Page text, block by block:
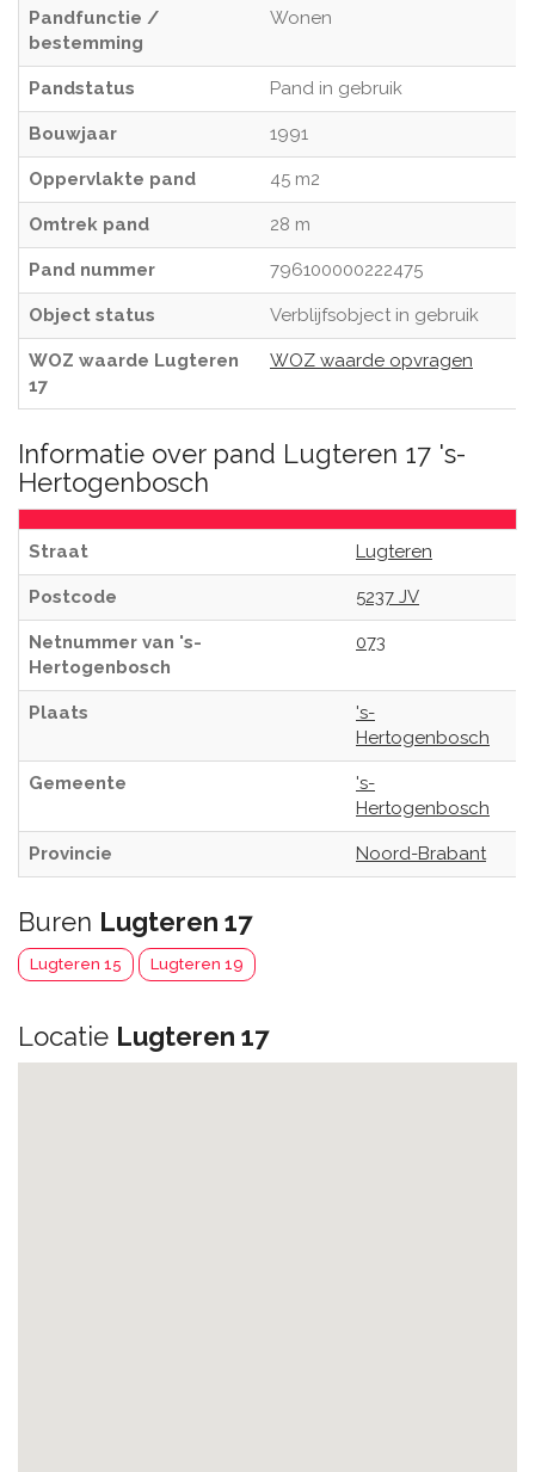
Pandfunctie /
bestemming
Wonen
Pandstatus Pand in gebruik
Bouwjaar 1991
Oppervlakte pand 45 m2
Omtrek pand 28 m
Pand nummer 796100000222475
Object status Verblijfsobject in gebruik
WOZ waarde Lugteren
17
WOZ waarde opvragen
Informatie over pand Lugteren 17 's-
Hertogenbosch
Straat Lugteren
Postcode 5237 JV
Netnummer van 's-
Hertogenbosch
073
Plaats
's-
Hertogenbosch
Gemeente
's-
Hertogenbosch
Provincie Noord-Brabant
Buren Lugteren 17
Lugteren 15 Lugteren 19
Locatie Lugteren 17